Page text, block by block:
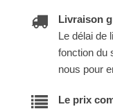
Livraison
Le délai de
fonction du
nous pour
Le prix